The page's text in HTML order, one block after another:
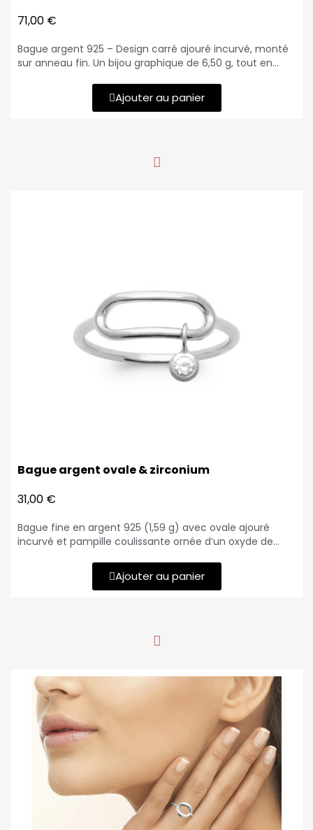
71,00 €
Bague argent 925 – Design carré ajouré incurvé, monté
sur anneau fin. Un bijou graphique de 6,50 g, tout en
Ajouter au panier
Bague argent ovale & zirconium
31,00 €
Bague fine en argent 925 (1,59 g) avec ovale ajouré
incurvé et pampille coulissante ornée d’un oxyde de
Ajouter au panier